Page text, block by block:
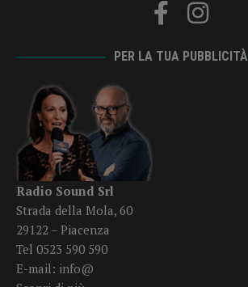
PER LA TUA PUBBLICITÀ
Radio Sound Srl
Strada della Mola, 60
29122 – Piacenza
Tel 0523 590 590
E-mail: info@